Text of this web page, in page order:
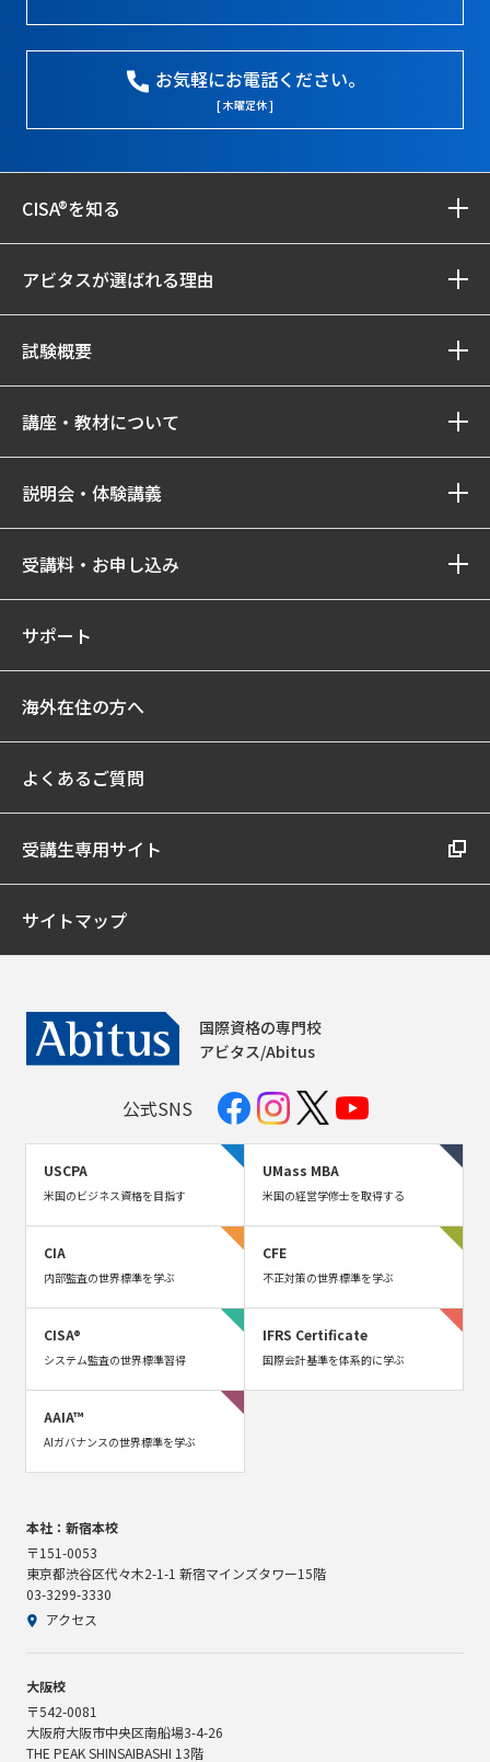
お気軽にお電話ください。
[ 木曜定休 ]
CISA®を知る
アビタスが選ばれる理由
試験概要
講座・教材について
説明会・体験講義
受講料・お申し込み
サポート
海外在住の方へ
よくあるご質問
受講生専用サイト
サイトマップ
国際資格の専門校
アビタス/Abitus
公式SNS
USCPA
米国のビジネス資格を目指す
UMass MBA
米国の経営学修士を取得する
CIA
内部監査の世界標準を学ぶ
CFE
不正対策の世界標準を学ぶ
CISA®
システム監査の世界標準習得
IFRS Certificate
国際会計基準を体系的に学ぶ
AAIA™
AIガバナンスの世界標準を学ぶ
本社：新宿本校
〒151-0053
東京都渋谷区代々木2-1-1 新宿マインズタワー15階
03-3299-3330
アクセス
大阪校
〒542-0081
大阪府大阪市中央区南船場3-4-26
THE PEAK SHINSAIBASHI 13階